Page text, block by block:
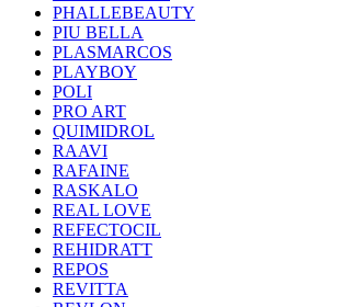
PHALLEBEAUTY
PIU BELLA
PLASMARCOS
PLAYBOY
POLI
PRO ART
QUIMIDROL
RAAVI
RAFAINE
RASKALO
REAL LOVE
REFECTOCIL
REHIDRATT
REPOS
REVITTA